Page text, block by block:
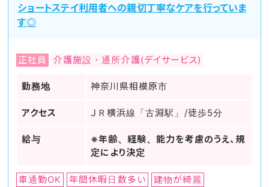
ショートステイ利用者への親切丁寧なケアを行っていま
す◎
正社員 介護施設・通所介護(デイサービス)
勤務地 神奈川県相模原市
アクセス ＪＲ横浜線「古淵駅」/徒歩5分
給与
※年齢、経験、能力を考慮のうえ、規
定により決定
車通勤OK 年間休暇日数多い
建物が綺麗